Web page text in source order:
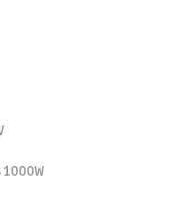
1000W